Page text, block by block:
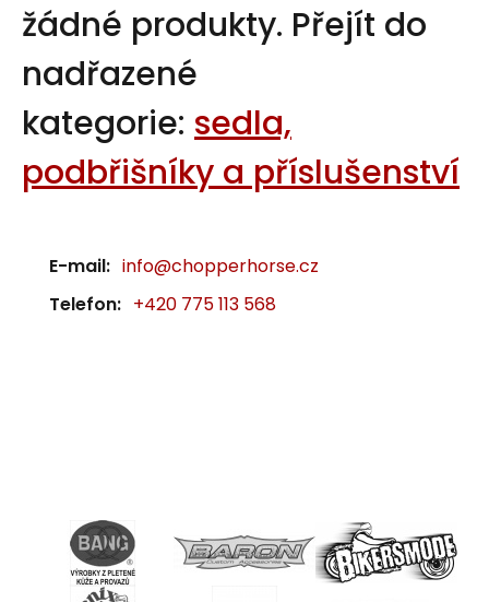
žádné produkty. Přejít do
nadřazené
kategorie: sedla,
podbřišníky a příslušenství
E-mail: info@chopperhorse.cz
Telefon: +420 775 113 568